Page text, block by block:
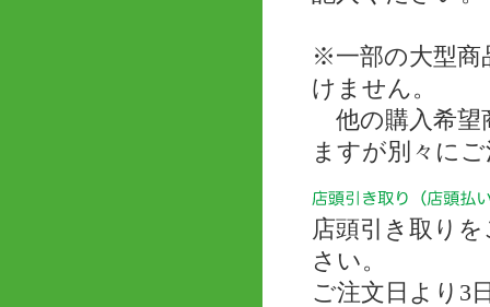
※一部の大型商
けません。
他の購入希望
ますが別々に
店頭引き取り
さい。
ご注文日より3